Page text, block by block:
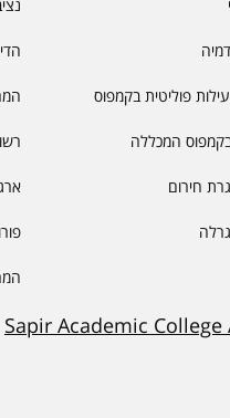
פוליטית בקמפוס
המכללה
חירום
Sapir Academic